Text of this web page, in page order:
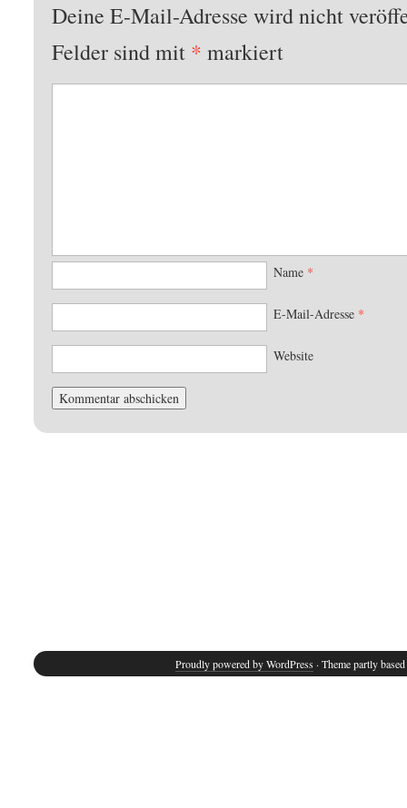
Deine E-Mail-Adresse wird nicht
Felder sind mit * markiert
Name *
E-Mail-Adresse *
Website
Proudly powered by WordPress · Theme partly